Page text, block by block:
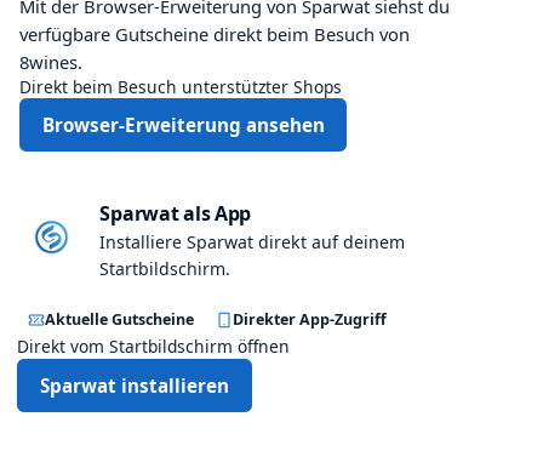
Mit der Browser-Erweiterung von Sparwat siehst du
verfügbare Gutscheine direkt beim Besuch von
8wines.
Direkt beim Besuch unterstützter Shops
Browser-Erweiterung ansehen
Sparwat als App
Installiere Sparwat direkt auf deinem
Startbildschirm.
Aktuelle Gutscheine Direkter App-Zugriff
Direkt vom Startbildschirm öffnen
Sparwat installieren